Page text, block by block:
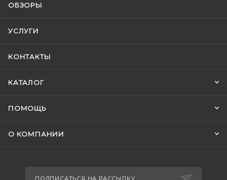
ОБЗОРЫ
УСЛУГИ
КОНТАКТЫ
КАТАЛОГ
ПОМОЩЬ
О КОМПАНИИ
ПОДПИСАТЬСЯ НА РАССЫЛКУ